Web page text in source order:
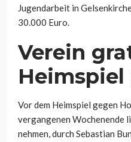
Jugendarbeit in
30.000 Euro.
Verein
Vor dem Heimspiel gegen
vergangenen Wochenende
nehmen, durch Sebastian